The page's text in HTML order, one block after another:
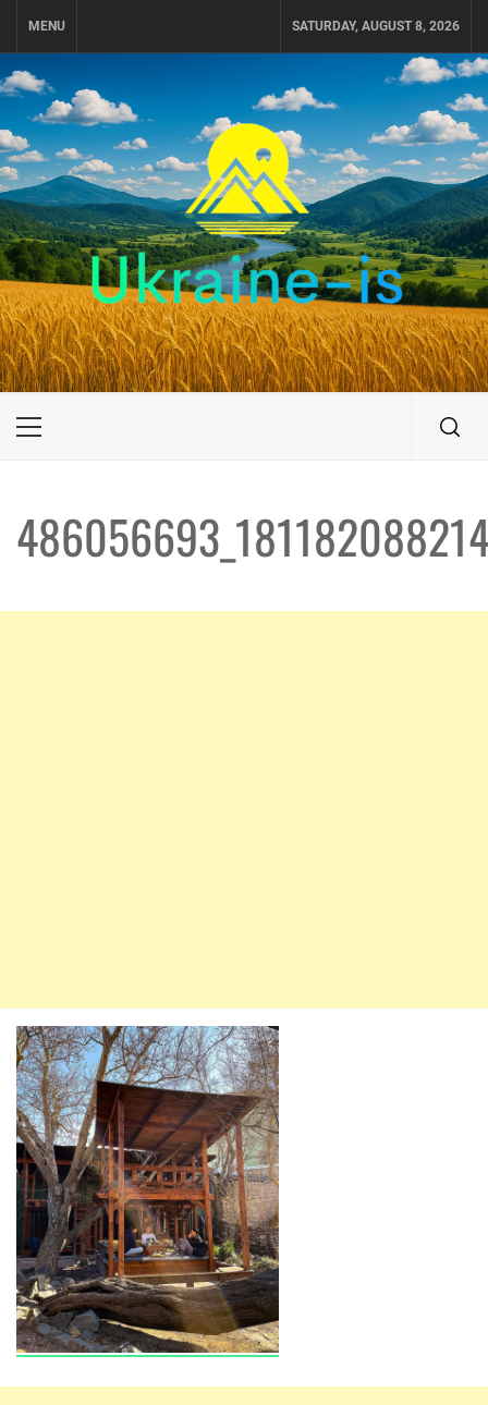
MENU SATURDAY, AUGUST 8, 2026
UKRAINE-IS
ПОДОРОЖI ПО УКРАЇНІ
Primary